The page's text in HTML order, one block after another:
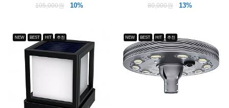
105,000원
10%
80,000원
13%
NEW BEST HIT 추천 NEW BEST HIT 추천